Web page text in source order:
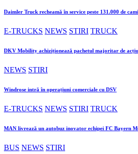
Daimler Truck recheamă în service peste 131.000 de
E-TRUCKS NEWS STIRI TRUCK
DKV Mobility achiziționează pachetul majoritar de
NEWS STIRI
Windrose intră în operațiuni comerciale cu DSV
E-TRUCKS NEWS STIRI TRUCK
MAN livrează un autobuz inovator echipei FC Bayern
BUS NEWS STIRI